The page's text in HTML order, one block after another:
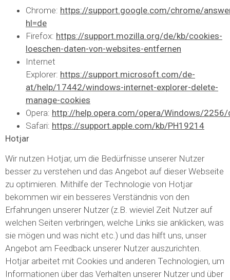
Chrome: https://support.google.com/chrome/
hl=de
Firefox: https://support.mozilla.org/de/kb/cookies-
loeschen-daten-von-websites-entfernen
Internet
Explorer: https://support.microsoft.com/de-
at/help/17442/windows-internet-explorer-delete-
manage-cookies
Opera: http://help.opera.com/opera/Windows/
Safari: https://support.apple.com/kb/PH19214
Hotjar
Wir nutzen Hotjar, um die Bedürfnisse unserer Nutzer
besser zu verstehen und das Angebot auf dieser Webseite
zu optimieren. Mithilfe der Technologie von Hotjar
bekommen wir ein besseres Verständnis von den
Erfahrungen unserer Nutzer (z.B. wieviel Zeit Nutzer auf
welchen Seiten verbringen, welche Links sie anklicken, was
sie mögen und was nicht etc.) und das hilft uns, unser
Angebot am Feedback unserer Nutzer auszurichten.
Hotjar arbeitet mit Cookies und anderen Technologien, um
Informationen über das Verhalten unserer Nutzer und über